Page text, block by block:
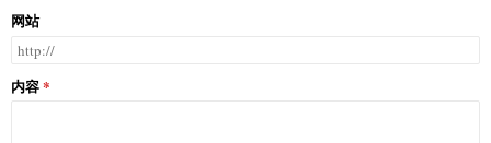
网站
内容